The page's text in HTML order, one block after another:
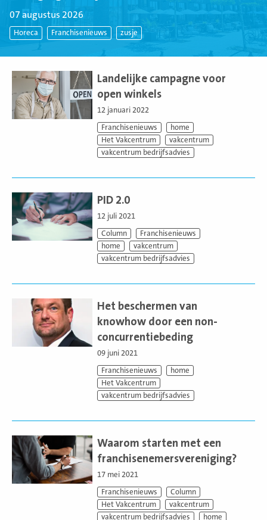
07 augustus 2026
Horeca Franchisenieuws zusje
meer
Landelijke campagne voor
open winkels
12 januari 2022
Franchisenieuws
home
Het Vakcentrum
vakcentrum
vakcentrum bedrijfsadvies
meer
PID 2.0
12 juli 2021
Column
Franchisenieuws
home
vakcentrum
vakcentrum bedrijfsadvies
Het beschermen van
knowhow door een non-
concurrentiebeding
09 juni 2021
Franchisenieuws
home
Het Vakcentrum
vakcentrum bedrijfsadvies
meer
Waarom starten met een
franchisenemersvereniging?
17 mei 2021
Franchisenieuws
Column
Het Vakcentrum
vakcentrum
vakcentrum bedrijfsadvies
home